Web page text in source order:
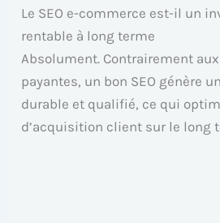
Le SEO e-commerce est-il un
rentable à long terme
Absolument. Contrairement
payantes, un bon SEO génère
durable et qualifié, ce qui
d’acquisition client sur le long